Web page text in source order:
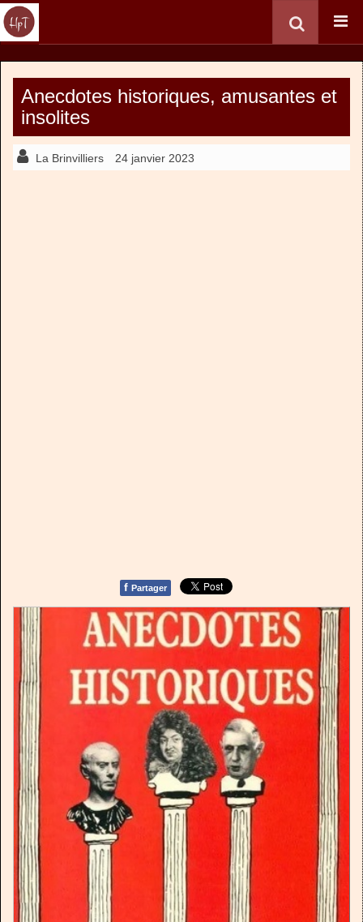
Anecdotes historiques, amusantes et
insolites
La Brinvilliers 24 janvier 2023
f Partager